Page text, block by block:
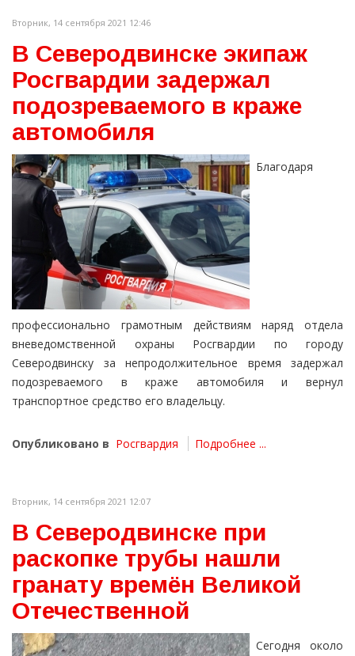
Вторник, 14 сентября 2021 12:46
В Северодвинске экипаж
Росгвардии задержал
подозреваемого в краже
автомобиля
Благодаря
профессионально грамотным действиям наряд отдела
вневедомственной охраны Росгвардии по городу
Северодвинску за непродолжительное время задержал
подозреваемого в краже автомобиля и вернул
транспортное средство его владельцу.
Опубликовано в Росгвардия Подробнее ...
Вторник, 14 сентября 2021 12:07
В Северодвинске при
раскопке трубы нашли
гранату времён Великой
Отечественной
Сегодня около